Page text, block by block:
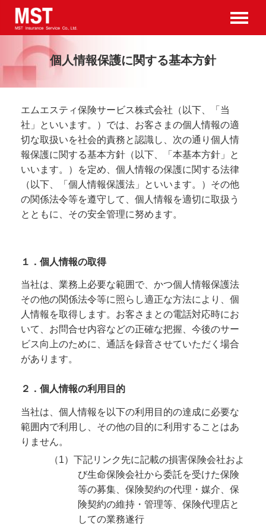
個人情報保護に関する基本方針
エムエスティ保険サービス株式会社（以下、「当
社」といいます。）では、お客さまの個人情報の適
切な取扱いを社会的責務と認識し、次の通り個人情
報保護に関する基本方針（以下、「本基本方針」と
いいます。）を定め、個人情報の保護に関する法律
（以下、「個人情報保護法」といいます。）その他
の関係法令等を遵守して、個人情報を適切に取扱う
とともに、その安全管理に努めます。
１．個人情報の取得
当社は、業務上必要な範囲で、かつ個人情報保護法
その他の関係法令等に照らし適正な方法により、個
人情報を取得します。お客さまとの電話対応時にお
いて、お問合せ内容などの正確な把握、今後のサー
ビス向上のために、通話を録音させていただく場合
があります。
２．個人情報の利用目的
当社は、個人情報を以下の利用目的の達成に必要な
範囲内で利用し、その他の目的に利用することはあ
りません。
（1）下記リンク先に記載の損害保険会社およ
び生命保険会社から委託を受けた保険
等の募集、保険契約の代理・媒介、保
険契約の維持・管理等、保険代理店と
しての業務遂行